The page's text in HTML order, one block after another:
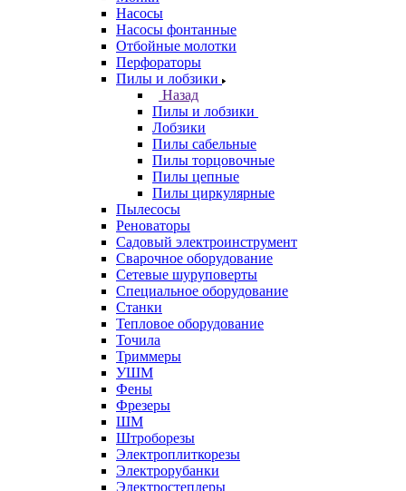
Насосы
Насосы фонтанные
Отбойные молотки
Перфораторы
Пилы и лобзики
Назад
Пилы и лобзики
Лобзики
Пилы сабельные
Пилы торцовочные
Пилы цепные
Пилы циркулярные
Пылесосы
Реноваторы
Садовый электроинструмент
Сварочное оборудование
Сетевые шуруповерты
Специальное оборудование
Станки
Тепловое оборудование
Точила
Триммеры
УШМ
Фены
Фрезеры
ШМ
Штроборезы
Электроплиткорезы
Электрорубанки
Электростеплеры